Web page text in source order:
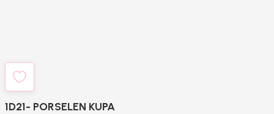
1D21- PORSELEN KUPA